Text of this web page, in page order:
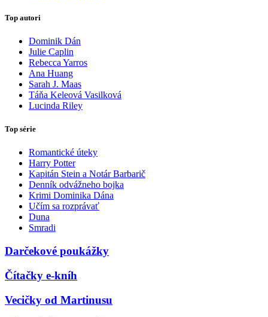
Top autori
Dominik Dán
Julie Caplin
Rebecca Yarros
Ana Huang
Sarah J. Maas
Táňa Keleová Vasilková
Lucinda Riley
Top série
Romantické úteky
Harry Potter
Kapitán Stein a Notár Barbarič
Denník odvážneho bojka
Krimi Dominika Dána
Učím sa rozprávať
Duna
Smradi
Darčekové poukážky
Čítačky e-kníh
Vecičky od Martinusu